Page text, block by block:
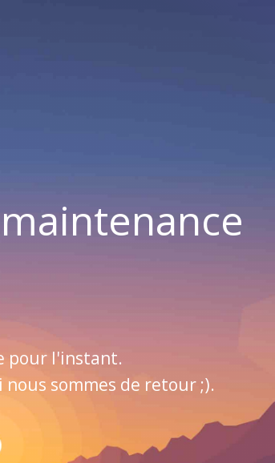
pour l'instant.
sommes de retour ;).